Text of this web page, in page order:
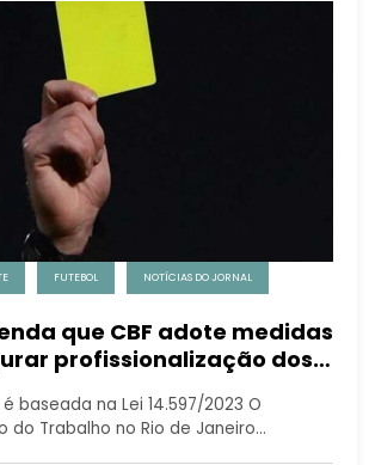
FUTEBOL NOTÍCIAS DO JORNAL
que CBF adote medidas
profissionalização dos
baseada na Lei 14.597/2023 O
do Trabalho no Rio de Janeiro…